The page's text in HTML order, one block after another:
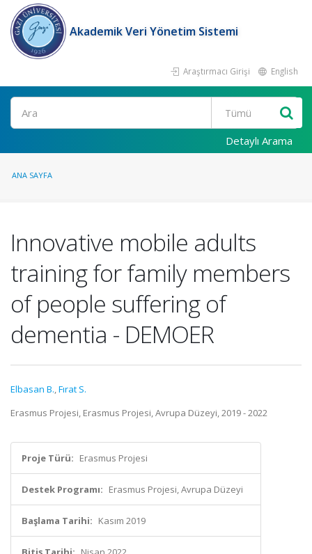
Akademik Veri Yönetim Sistemi
Araştırmacı Girişi English
Ara
Detaylı Arama
ANA SAYFA
Innovative mobile adults
training for family members
of people suffering of
dementia - DEMOER
Elbasan B.,Fırat S.
Erasmus Projesi, Erasmus Projesi, Avrupa Düzeyi, 2019 - 2022
Proje Türü: Erasmus Projesi
Destek Programı: Erasmus Projesi, Avrupa Düzeyi
Başlama Tarihi: Kasım 2019